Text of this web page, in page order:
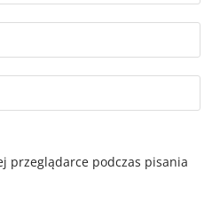
przeglądarce podczas pisania